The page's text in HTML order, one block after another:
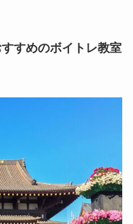
すめのボイトレ教室